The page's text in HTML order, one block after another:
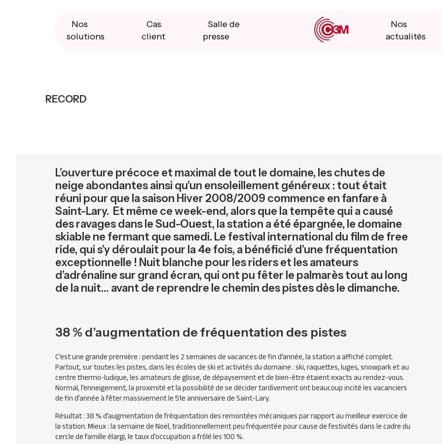
Nos
solutions
Cas
client
Salle de
presse
Nos
actualités
RECORD
L’ouverture précoce et maximal de tout le domaine, les chutes de
neige abondantes ainsi qu’un ensoleillement généreux : tout était
réuni pour que la saison Hiver 2008/2009 commence en fanfare à
Saint-Lary. Et même ce week-end, alors que la tempête qui a causé
des ravages dans le Sud-Ouest, la station a été épargnée, le domaine
skiable ne fermant que samedi. Le festival international du film de free
ride, qui s’y déroulait pour la 4e fois, a bénéficié d’une fréquentation
exceptionnelle ! Nuit blanche pour les riders et les amateurs
d’adrénaline sur grand écran, qui ont pu fêter le palmarès tout au long
de la nuit… avant de reprendre le chemin des pistes dès le dimanche.
38 % d’augmentation de fréquentation des pistes
C’est une grande première : pendant les 2 semaines de vacances de fin d’année, la station a affiché complet.
Partout, sur toutes les pistes, dans les écoles de ski et activités du domaine : ski, raquettes, luges, snowpark et au
centre thermo-ludique, les amateurs de glisse, de dépaysement et de bien-être étaient exacts au rendez-vous.
Normal, l’enneigement, la proximité et la possibilité de se décider tardivement ont beaucoup incité les vacanciers
de fin d’année à fêter massivement le 51e anniversaire de Saint-Lary.
Résultat : 38 % d’augmentation de fréquentation des remontées mécaniques par rapport au meilleur exercice de
la station. Mieux : la semaine de Noël, traditionnellement peu fréquentée pour cause de festivités dans le cadre du
cercle de famille élargi, le taux d’occupation a frôlé les 100 %.